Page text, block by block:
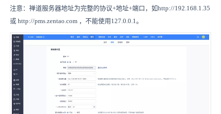
注意：禅道服务器地址为完整的协议+地址+端口，如http://192.168.1.35
或 http://pms.zentao.com ，不能使用127.0.0.1。